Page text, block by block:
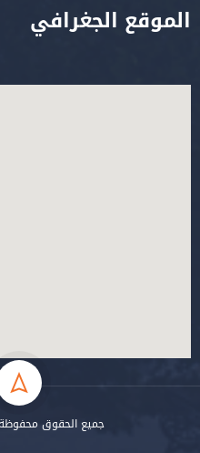
الموقع الجغرافي
جميع الحقوق محفوظة